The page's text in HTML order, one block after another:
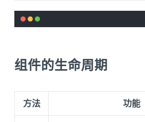
组件的生命周期
方法 功能